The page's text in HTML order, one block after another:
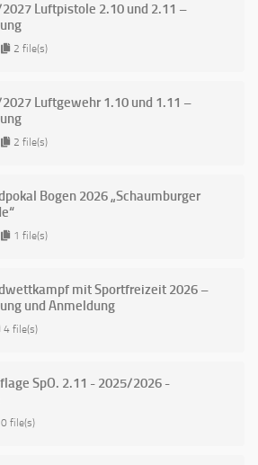
2027 Luftpistole 2.10 und 2.11 –
2 file(s)
2027 Luftgewehr 1.10 und 1.11 –
2 file(s)
Bogen 2026 „Schaumburger
1 file(s)
mit Sportfreizeit 2026 –
und Anmeldung
4 file(s)
SpO. 2.11 - 2025/2026 -
0 file(s)